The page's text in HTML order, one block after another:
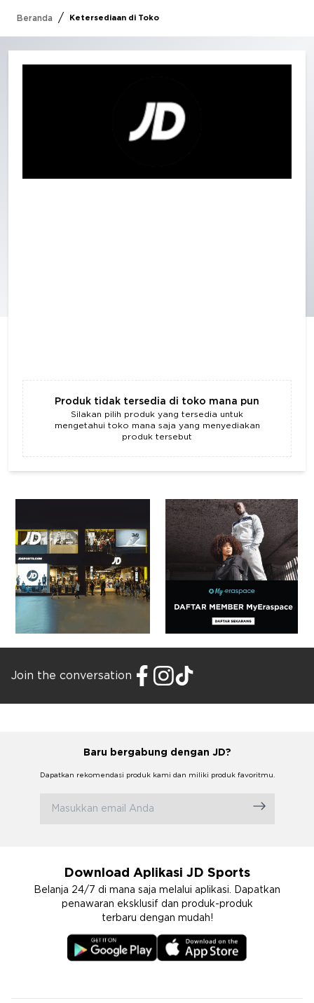
Beranda / Ketersediaan di Toko
Produk tidak tersedia di toko mana pun
Silakan pilih produk yang tersedia untuk
mengetahui toko mana saja yang menyediakan
produk tersebut
Join the conversation
Baru bergabung dengan JD?
Dapatkan rekomendasi produk kami dan miliki produk favoritmu.
Download Aplikasi JD Sports
Belanja 24/7 di mana saja melalui aplikasi. Dapatkan
penawaran eksklusif dan produk-produk
terbaru dengan mudah!